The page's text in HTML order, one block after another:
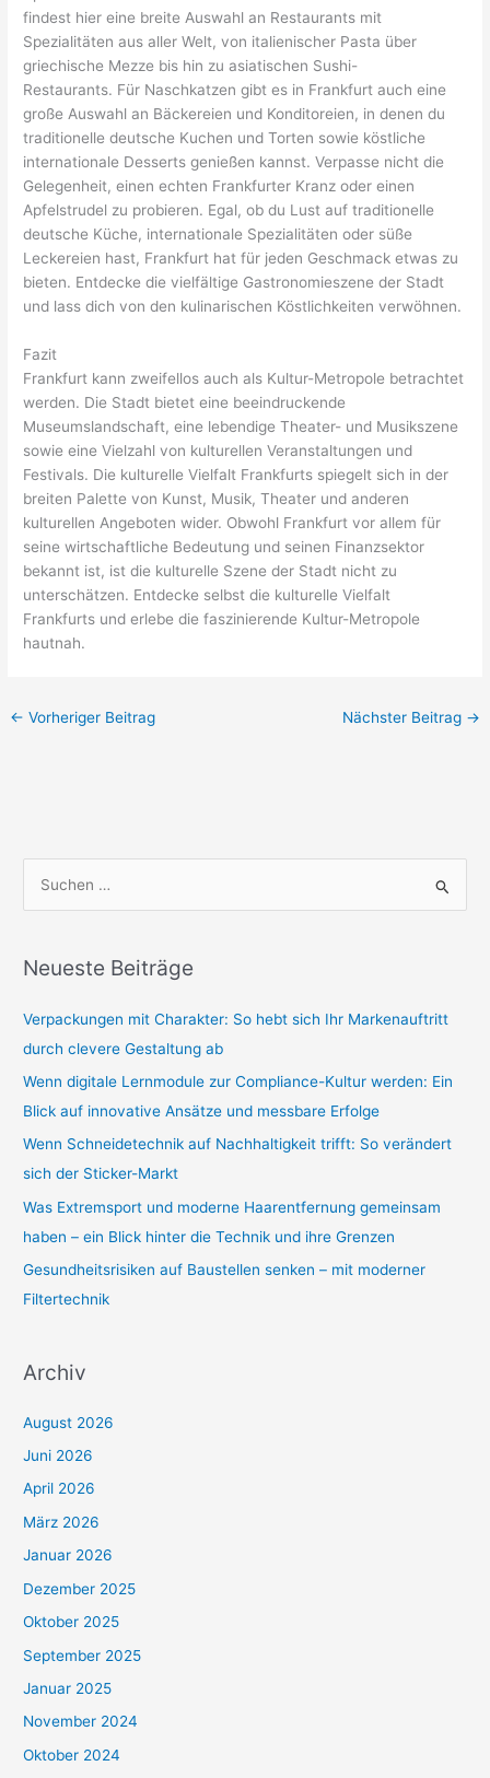
findest hier eine breite Auswahl an Restaurants mit
Spezialitäten aus aller Welt, von italienischer Pasta über
griechische Mezze bis hin zu asiatischen Sushi-
Restaurants. Für Naschkatzen gibt es in Frankfurt auch eine
große Auswahl an Bäckereien und Konditoreien, in denen du
traditionelle deutsche Kuchen und Torten sowie köstliche
internationale Desserts genießen kannst. Verpasse nicht die
Gelegenheit, einen echten Frankfurter Kranz oder einen
Apfelstrudel zu probieren. Egal, ob du Lust auf traditionelle
deutsche Küche, internationale Spezialitäten oder süße
Leckereien hast, Frankfurt hat für jeden Geschmack etwas zu
bieten. Entdecke die vielfältige Gastronomieszene der Stadt
und lass dich von den kulinarischen Köstlichkeiten verwöhnen.
Fazit
Frankfurt kann zweifellos auch als Kultur-Metropole betrachtet
werden. Die Stadt bietet eine beeindruckende
Museumslandschaft, eine lebendige Theater- und Musikszene
sowie eine Vielzahl von kulturellen Veranstaltungen und
Festivals. Die kulturelle Vielfalt Frankfurts spiegelt sich in der
breiten Palette von Kunst, Musik, Theater und anderen
kulturellen Angeboten wider. Obwohl Frankfurt vor allem für
seine wirtschaftliche Bedeutung und seinen Finanzsektor
bekannt ist, ist die kulturelle Szene der Stadt nicht zu
unterschätzen. Entdecke selbst die kulturelle Vielfalt
Frankfurts und erlebe die faszinierende Kultur-Metropole
hautnah.
← Vorheriger Beitrag Nächster Beitrag →
h
h
:
Neueste Beiträge
Verpackungen mit Charakter: So hebt sich Ihr Markenauftritt
durch clevere Gestaltung ab
Wenn digitale Lernmodule zur Compliance-Kultur werden: Ein
Blick auf innovative Ansätze und messbare Erfolge
Wenn Schneidetechnik auf Nachhaltigkeit trifft: So verändert
sich der Sticker-Markt
Was Extremsport und moderne Haarentfernung gemeinsam
haben – ein Blick hinter die Technik und ihre Grenzen
Gesundheitsrisiken auf Baustellen senken – mit moderner
Filtertechnik
Archiv
August 2026
Juni 2026
April 2026
März 2026
Januar 2026
Dezember 2025
Oktober 2025
September 2025
Januar 2025
November 2024
Oktober 2024